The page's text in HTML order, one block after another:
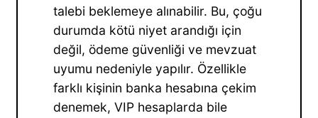
talebi beklemeye alınabilir. Bu, çoğu
durumda kötü niyet arandığı için
değil, ödeme güvenliği ve mevzuat
uyumu nedeniyle yapılır. Özellikle
farklı kişinin banka hesabına çekim
denemek, VIP hesaplarda bile